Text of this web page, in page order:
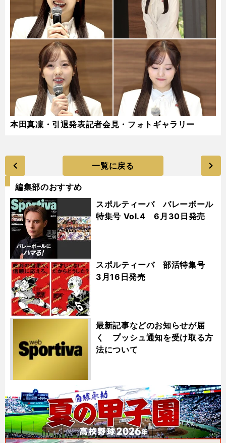
本田真凜・引退発表記者会見・フォトギャラリー
一覧に戻る
編集部のおすすめ
スポルティーバ バレーボール
特集号 Vol.4 6月30日発売
スポルティーバ 部活特集号
3月16日発売
最新記事などのお知らせが届
く プッシュ通知を受け取る方
法について